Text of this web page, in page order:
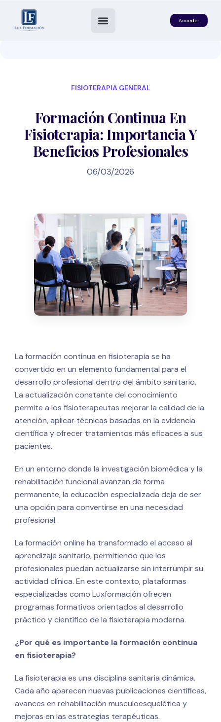
Acceder
FISIOTERAPIA GENERAL
Formación Continua En
Fisioterapia: Importancia Y
Beneficios Profesionales
06/03/2026
La formación continua en fisioterapia se ha
convertido en un elemento fundamental para el
desarrollo profesional dentro del ámbito sanitario.
La actualización constante del conocimiento
permite a los fisioterapeutas mejorar la calidad de la
atención, aplicar técnicas basadas en la evidencia
científica y ofrecer tratamientos más eficaces a sus
pacientes.
En un entorno donde la investigación biomédica y la
rehabilitación funcional avanzan de forma
permanente, la educación especializada deja de ser
una opción para convertirse en una necesidad
profesional.
La formación online ha transformado el acceso al
aprendizaje sanitario, permitiendo que los
profesionales puedan actualizarse sin interrumpir su
actividad clínica. En este contexto, plataformas
especializadas como Luxformación ofrecen
programas formativos orientados al desarrollo
práctico y científico de la fisioterapia moderna.
¿Por qué es importante la formación continua
en fisioterapia?
La fisioterapia es una disciplina sanitaria dinámica.
Cada año aparecen nuevas publicaciones científicas,
avances en rehabilitación musculoesquelética y
mejoras en las estrategias terapéuticas.